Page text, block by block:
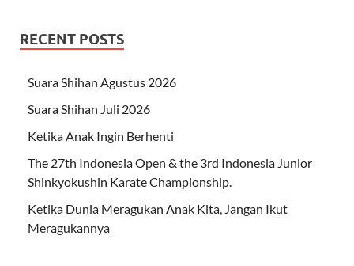
RECENT POSTS
Suara Shihan Agustus 2026
Suara Shihan Juli 2026
Ketika Anak Ingin Berhenti
The 27th Indonesia Open & the 3rd Indonesia Junior
Shinkyokushin Karate Championship.
Ketika Dunia Meragukan Anak Kita, Jangan Ikut
Meragukannya